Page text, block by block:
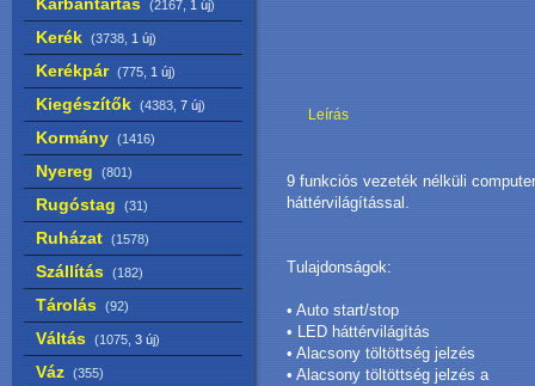
(2167, 1 új)
Kerék (3738, 1 új)
Kerékpár (775, 1 új)
Kiegészítők (4383, 7 új)
Kormány (1416)
Nyereg (801)
Rugóstag (31)
Ruházat (1578)
Szállítás (182)
Tárolás (92)
Váltás (1075, 3 új)
Váz (355)
Leírás
9 funkciós vezeték nélküli computer
háttérvilágítással.
Tulajdonságok:
• Auto start/stop
• LED háttérvilágítás
• Alacsony töltöttség jelzés
• Alacsony töltöttség jelzés a